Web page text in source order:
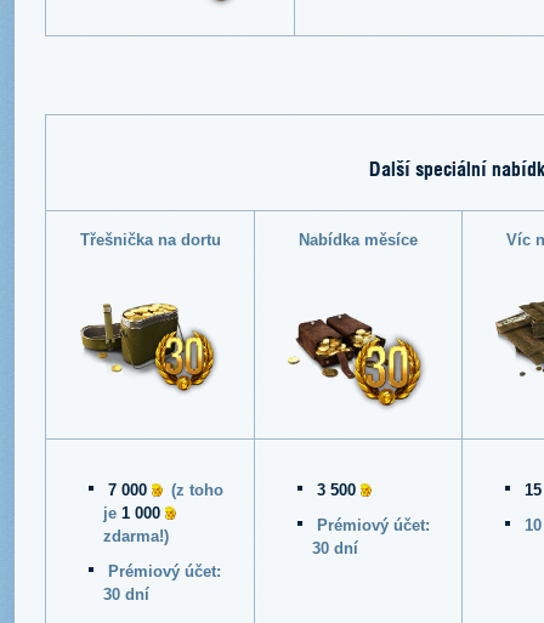
Další speciální
Třešnička na dortu Nabídka měsíce Víc
7 000
(z toho
je 1 000
zdarma!)
Prémiový účet:
30 dní
3 500
Prémiový účet:
30 dní